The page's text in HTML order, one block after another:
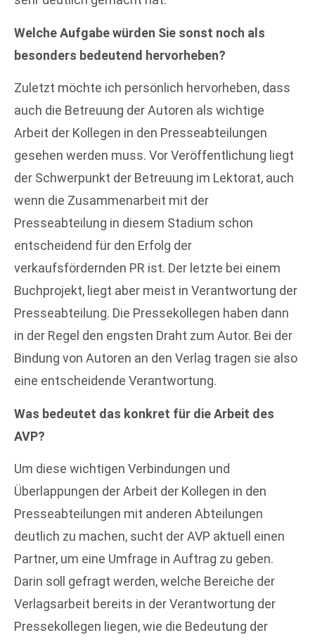
Welche Aufgabe würden Sie sonst noch als
besonders bedeutend hervorheben?
Zuletzt möchte ich persönlich hervorheben, dass
auch die Betreuung der Autoren als wichtige
Arbeit der Kollegen in den Presseabteilungen
gesehen werden muss. Vor Veröffentlichung liegt
der Schwerpunkt der Betreuung im Lektorat, auch
wenn die Zusammenarbeit mit der
Presseabteilung in diesem Stadium schon
entscheidend für den Erfolg der
verkaufsfördernden PR ist. Der letzte bei einem
Buchprojekt, liegt aber meist in Verantwortung der
Presseabteilung. Die Pressekollegen haben dann
in der Regel den engsten Draht zum Autor. Bei der
Bindung von Autoren an den Verlag tragen sie also
eine entscheidende Verantwortung.
Was bedeutet das konkret für die Arbeit des
AVP?
Um diese wichtigen Verbindungen und
Überlappungen der Arbeit der Kollegen in den
Presseabteilungen mit anderen Abteilungen
deutlich zu machen, sucht der AVP aktuell einen
Partner, um eine Umfrage in Auftrag zu geben.
Darin soll gefragt werden, welche Bereiche der
Verlagsarbeit bereits in der Verantwortung der
Pressekollegen liegen, wie die Bedeutung der